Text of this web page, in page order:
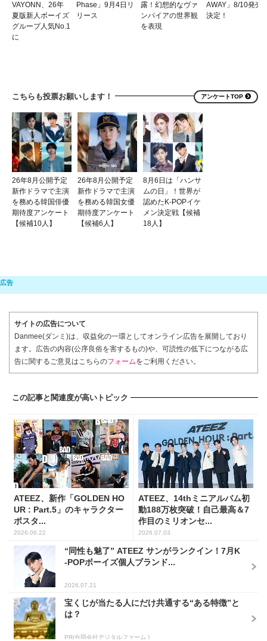
VAYONN、26年
夏版新人ボーイズ
グループ人気No.1
に
Phase」9月4日リ
リース
露！幻想的なヴァ
ンパイアの世界観
を表現
AWAY」8/10発売
決定！
こちらも投票お願いします！ アンケートTOP
26年8月公開予定
新作ドラマで主演
を務める韓国俳優
期待度アンケート
【候補10人】
26年8月公開予定
新作ドラマで主演
を務める韓国女優
期待度アンケート
【候補6人】
8月6日は「ハンサ
ムの日」！世界が
認めたK-POPイケ
メン決定戦【候補
18人】
サイトの広告について
Danmee(ダンミ)は、収益化の一環としてオンライン広告を展開しており
ます。広告の内容(公序良俗を害するもの)や、可読性の低下につながる広
告に関するご意見はこちらのフォームをご利用ください。
この記事と関連度が高いトピック
ATEEZ、新作「GOLDEN HO
UR : Part.5」のキャラクター
ポスタ...
2026.06.22
ATEEZ、14thミニアルバム初
動188万枚突破！自己最高＆7
作目のミリオンセ...
2026.07.03
“同性も魅了” ATEEZ サンがランクイン！7月K
-POPボーイズ個人ブランド...
2026.07.21
宝くじが当たる人にだけ共通する“ある特徴”と
は？
PR(合同会社デジタルファーム )